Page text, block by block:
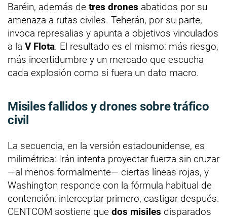
Baréin, además de tres drones abatidos por su
amenaza a rutas civiles. Teherán, por su parte,
invoca represalias y apunta a objetivos vinculados
a la V Flota. El resultado es el mismo: más riesgo,
más incertidumbre y un mercado que escucha
cada explosión como si fuera un dato macro.
Misiles fallidos y drones sobre tráfico
civil
La secuencia, en la versión estadounidense, es
milimétrica: Irán intenta proyectar fuerza sin cruzar
—al menos formalmente— ciertas líneas rojas, y
Washington responde con la fórmula habitual de
contención: interceptar primero, castigar después.
CENTCOM sostiene que dos misiles disparados